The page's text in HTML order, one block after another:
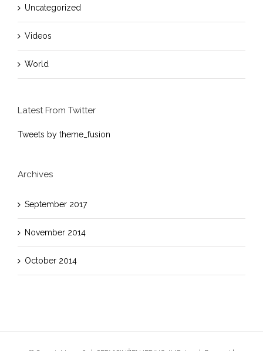
Uncategorized
Videos
World
Latest From Twitter
Tweets by theme_fusion
Archives
September 2017
November 2014
October 2014